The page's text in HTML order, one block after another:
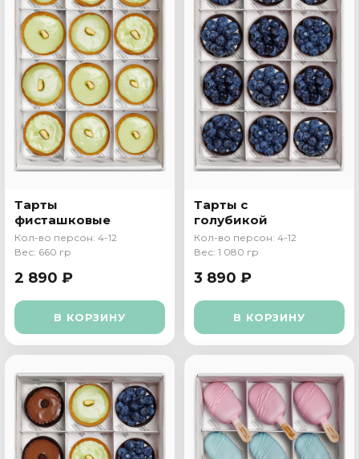
Тарты
фисташковые
Кол-во персон: 4-12
Вес: 660 гр
2 890 ₽
В КОРЗИНУ
Тарты с
голубикой
Кол-во персон: 4-12
Вес: 1 080 гр
3 890 ₽
В КОРЗИНУ